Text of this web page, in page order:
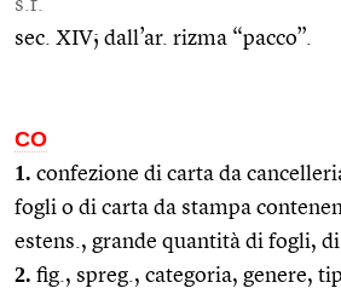
sec. XIV; dall’ar. rizma “pacco”.
CO
1. confezione di carta da
fogli o di carta da stampa
estens., grande quantità di fogli,
2. fig., spreg., categoria, genere,